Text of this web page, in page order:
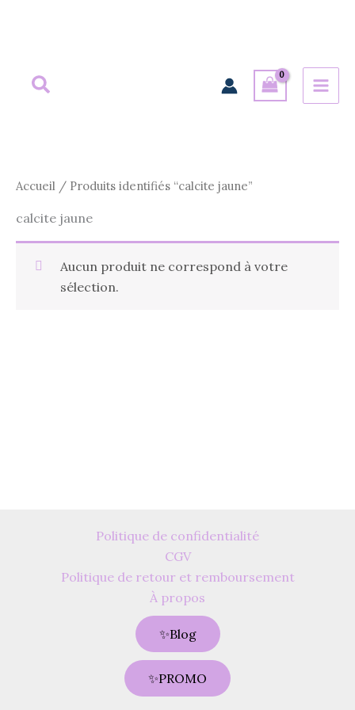
Accueil / Produits identifiés “calcite jaune”
calcite jaune
Aucun produit ne correspond à votre
sélection.
Politique de confidentialité
CGV
Politique de retour et remboursement
À propos
✨Blog
✨PROMO